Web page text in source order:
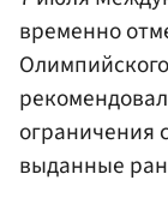
временно
ограничения
выданные